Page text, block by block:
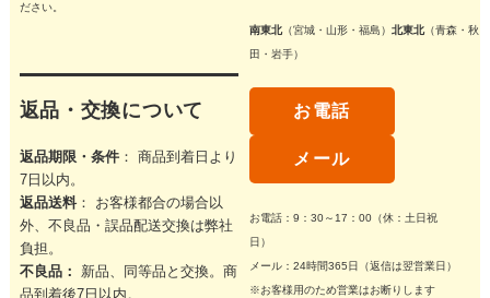
ださい。
返品・交換について
返品期限・条件： 商品到着日より
7日以内。
返品送料： お客様都合の場合以
外、不良品・誤品配送交換は弊社
負担。
不良品：
新品、同等品と交換。商
品到着後7日以内。
南東北（宮城・山形・福島）北東北（青森・秋
田・岩手）
お電話
メール
お電話：9：30～17：00（休：土日祝
日）
メール：24時間365日（返信は翌営業日）
※お客様用のため営業はお断りします